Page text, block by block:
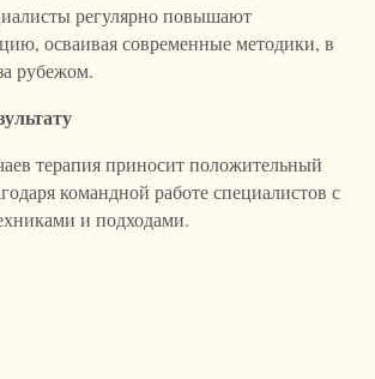
регулярно повышают
осваивая современные методики, в
рубежом.
терапия приносит положительный
командной работе специалистов с
и подходами.